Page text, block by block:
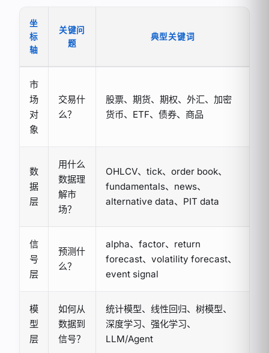
坐
标
轴
关键问
题
典型关键词
市
场
对
象
交易什
么？
股票、期货、期权、外汇、加密
货币、ETF、债券、商品
数
据
层
用什么
数据理
解市
场？
OHLCV、tick、order book、
fundamentals、news、
alternative data、PIT data
信
号
层
预测什
么？
alpha、factor、return
forecast、volatility forecast、
event signal
模
型
层
如何从
数据到
信号？
统计模型、线性回归、树模型、
深度学习、强化学习、
LLM/Agent